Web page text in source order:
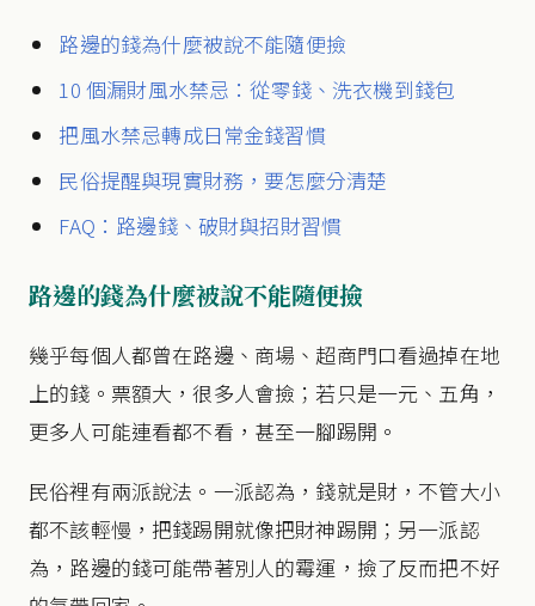
路邊的錢為什麼被說不能隨便撿
10 個漏財風水禁忌：從零錢、洗衣機到錢包
把風水禁忌轉成日常金錢習慣
民俗提醒與現實財務，要怎麼分清楚
FAQ：路邊錢、破財與招財習慣
路邊的錢為什麼被說不能隨便撿
幾乎每個人都曾在路邊、商場、超商門口看過掉在地
上的錢。票額大，很多人會撿；若只是一元、五角，
更多人可能連看都不看，甚至一腳踢開。
民俗裡有兩派說法。一派認為，錢就是財，不管大小
都不該輕慢，把錢踢開就像把財神踢開；另一派認
為，路邊的錢可能帶著別人的霉運，撿了反而把不好